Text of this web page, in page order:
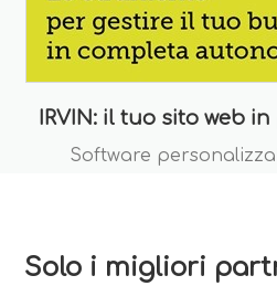
IRVIN: il tuo sito web
Software
Solo i migliori